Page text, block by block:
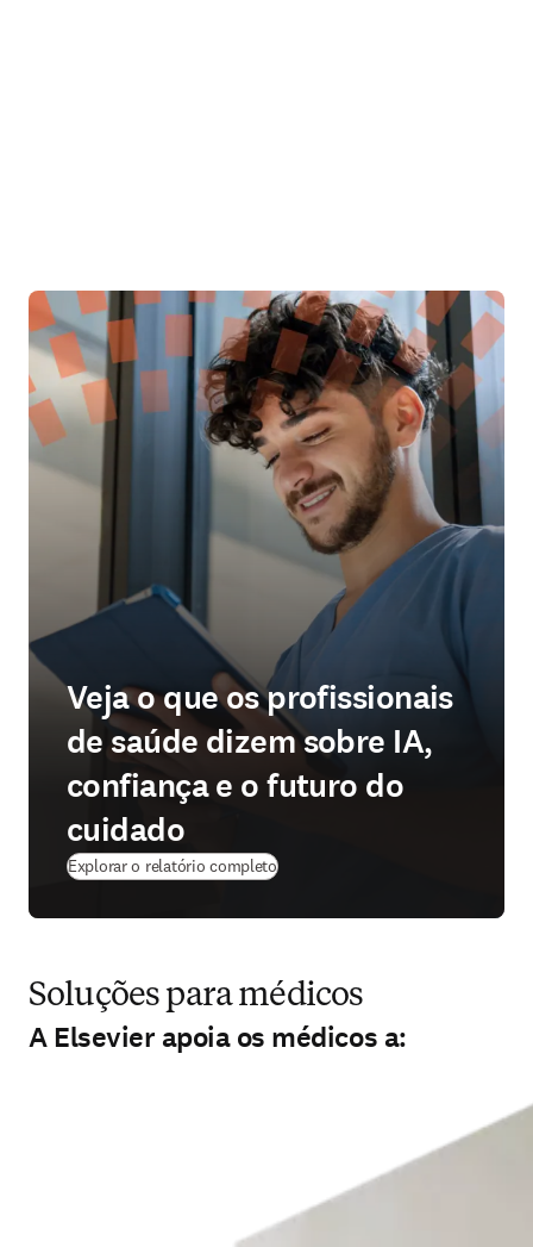
Veja o que os profissionais
de saúde dizem sobre IA,
confiança e o futuro do
cuidado
Explorar o relatório completo
Soluções para médicos
A Elsevier apoia os médicos a: